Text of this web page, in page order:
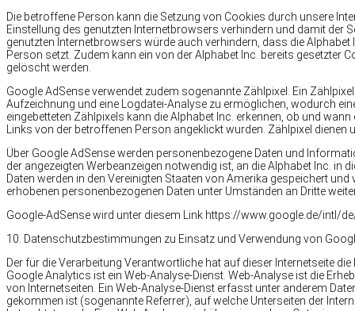
Die betroffene Person kann die Setzung von Cookies durch unsere
Einstellung des genutzten Internetbrowsers verhindern und damit der
genutzten Internetbrowsers würde auch verhindern, dass die
Person setzt. Zudem kann ein von der Alphabet Inc. bereits
gelöscht werden.
Google AdSense verwendet zudem sogenannte Zählpixel. Ein
Aufzeichnung und eine Logdatei-Analyse zu ermöglichen, wodurch
eingebetteten Zählpixels kann die Alphabet Inc. erkennen, ob und
Links von der betroffenen Person angeklickt wurden. Zählpixel
Über Google AdSense werden personenbezogene Daten und
der angezeigten Werbeanzeigen notwendig ist, an die Alphabet Inc. in
Daten werden in den Vereinigten Staaten von Amerika gespeichert
erhobenen personenbezogenen Daten unter Umständen an Dritte
Google-AdSense wird unter diesem Link https://www.google.de/intl/
10. Datenschutzbestimmungen zu Einsatz und Verwendung von
Der für die Verarbeitung Verantwortliche hat auf dieser Internetseite
Google Analytics ist ein Web-Analyse-Dienst. Web-Analyse ist die
von Internetseiten. Ein Web-Analyse-Dienst erfasst unter anderem
gekommen ist (sogenannte Referrer), auf welche Unterseiten der